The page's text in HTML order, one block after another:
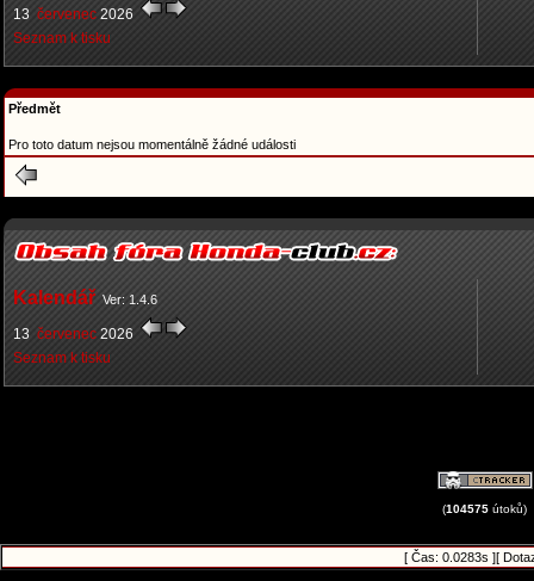
13 červenec 2026
Seznam k tisku
Předmět
Pro toto datum nejsou momentálně žádné události
Kalendář Ver: 1.4.6
13 červenec 2026
Seznam k tisku
(104575 útoků)
[ Čas: 0.0283s ][